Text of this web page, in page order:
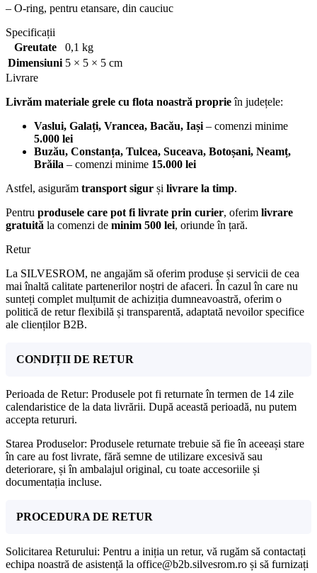
– O-ring, pentru etansare, din cauciuc
Specificații
Greutate
0,1 kg
Dimensiuni 5 × 5 × 5 cm
Livrare
Livrăm materiale grele cu flota noastră proprieîn județele:
Vaslui, Galați, Vrancea, Bacău, Iași– comenzi minime
5.000 lei
Buzău, Constanța, Tulcea, Suceava, Botoșani, Neamț,
Brăila – comenzi minime 15.000 lei
Astfel, asigurăm transport sigur și livrare la timp.
Pentru produsele care pot fi livrate prin curier, oferim livrare
gratuită la comenzi de minim 500 lei, oriunde în țară.
Retur
La SILVESROM, ne angajăm să oferim produse și servicii de cea
mai înaltă calitate partenerilor noștri de afaceri. În cazul în care nu
sunteți complet mulțumit de achiziția dumneavoastră, oferim o
politică de retur flexibilă și transparentă, adaptată nevoilor specifice
ale clienților B2B.
CONDIȚII DE RETUR
Perioada de Retur: Produsele pot fi returnate în termen de 14 zile
calendaristice de la data livrării. După această perioadă, nu putem
accepta retururi.
Starea Produselor: Produsele returnate trebuie să fie în aceeași stare
în care au fost livrate, fără semne de utilizare excesivă sau
deteriorare, și în ambalajul original, cu toate accesoriile și
documentația incluse.
PROCEDURA DE RETUR
Solicitarea Returului: Pentru a iniția un retur, vă rugăm să contactați
echipa noastră de asistență la office@b2b.silvesrom.ro și să furnizați